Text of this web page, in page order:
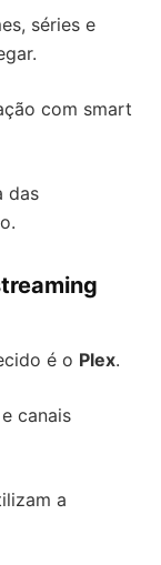
séries e
com smart
das
é o Plex.
canais
a